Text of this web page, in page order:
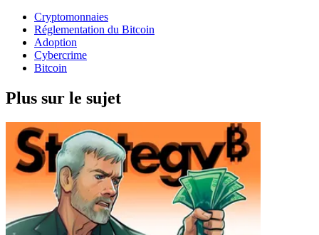
Cryptomonnaies
Réglementation du Bitcoin
Adoption
Cybercrime
Bitcoin
Plus sur le sujet